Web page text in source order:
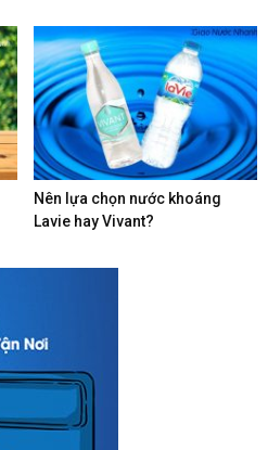
Nên lựa chọn nước khoáng
Lavie hay Vivant?